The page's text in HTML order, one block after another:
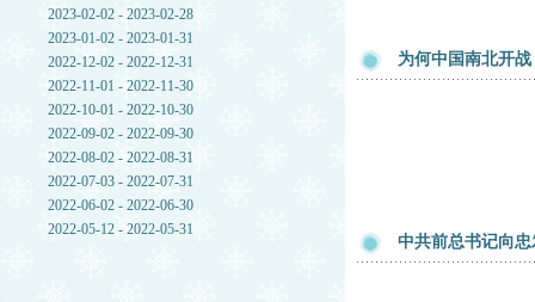
2023-02-02 - 2023-02-28
2023-01-02 - 2023-01-31
2022-12-02 - 2022-12-31
2022-11-01 - 2022-11-30
2022-10-01 - 2022-10-30
2022-09-02 - 2022-09-30
2022-08-02 - 2022-08-31
2022-07-03 - 2022-07-31
2022-06-02 - 2022-06-30
2022-05-12 - 2022-05-31
为何中国南北开
中共前总书记向